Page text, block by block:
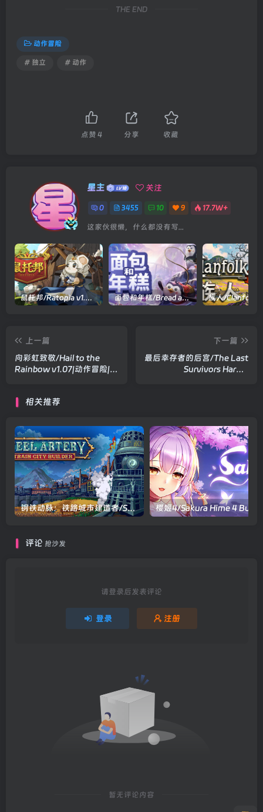
THE END
动作冒险
# 独立 # 动作
点赞 4 分享 收藏
星主 关注
0 3455 10 9 17.7W+
这家伙很懒，什么都没有写...
鼠托邦/Ratopia v1.0.0530|策略模拟|容量2.9GB|官方中文版 面包和年糕/Bread and Fred Build.21411256|动作冒险|容量1.1GB|官方中文版
上一篇
向彩虹致敬/Hail to the
Rainbow v1.07|动作冒险|容
下一篇
最后幸存者的后宫/The Last
Survivors Harem
相关推荐
钢铁动脉：铁路城市建造者/Steel Artery: Train City Builder v1.0.5|模拟经营|容量176MB|官方中文版
评论 抢沙发
请登录后发表评论
登录 注册
暂无评论内容